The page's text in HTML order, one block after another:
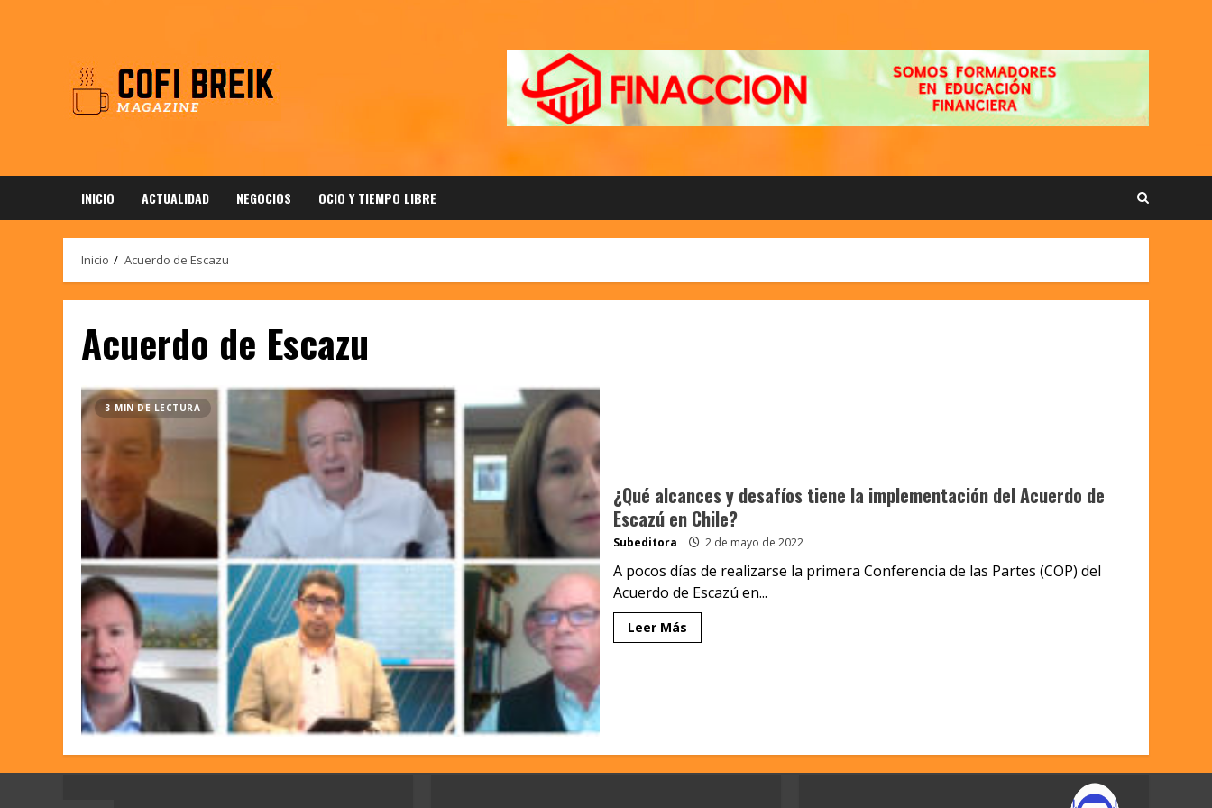
INICIO ACTUALIDAD NEGOCIOS OCIO Y TIEMPO LIBRE
Inicio Acuerdo de Escazu
Acuerdo de Escazu
3 MIN DE LECTURA
¿Qué alcances y desafíos tiene la implementación del Acuerdo de
Escazú en Chile?
Subeditora 2 de mayo de 2022
A pocos días de realizarse la primera Conferencia de las Partes (COP) del
Acuerdo de Escazú en...
Leer Más